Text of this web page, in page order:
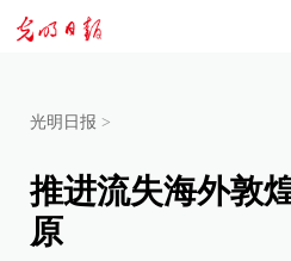
光明日报 >
推进流失海外敦
原